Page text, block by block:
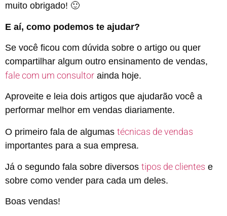
muito obrigado! 🙂
E aí, como podemos te ajudar?
Se você ficou com dúvida sobre o artigo ou quer
compartilhar algum outro ensinamento de vendas,
fale com um consultor ainda hoje.
Aproveite e leia dois artigos que ajudarão você a
performar melhor em vendas diariamente.
O primeiro fala de algumas técnicas de vendas
importantes para a sua empresa.
Já o segundo fala sobre diversos tipos de clientes e
sobre como vender para cada um deles.
Boas vendas!